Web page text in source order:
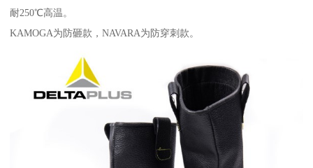
耐250℃高温。
KAMOGA为防砸款，NAVARA为防穿刺款。